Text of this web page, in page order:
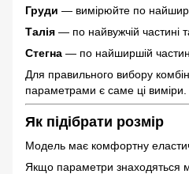
Груди — вимірюйте по
Талія — по найвужчій частині
Стегна — по найширшій
Для правильного вибору
параметрами є саме ці виміри.
Як підібрати розмір
Модель має комфортну
Якщо параметри знаходяться